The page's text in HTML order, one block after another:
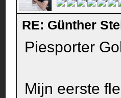
RE: Günther
Piesporter
Mijn eerste